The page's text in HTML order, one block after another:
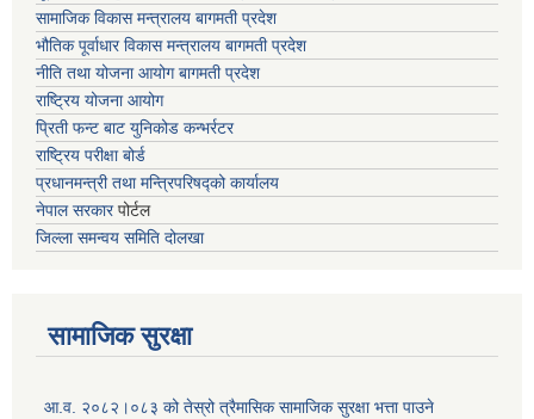
सामाजिक विकास मन्त्रालय बागमती प्रदेश
भौतिक पूर्वाधार विकास मन्त्रालय बागमती प्रदेश
नीति तथा योजना आयोग बागमती प्रदेश
राष्ट्रिय योजना आयोग
प्रिती फन्ट बाट युनिकोड कन्भर्रटर
राष्ट्रिय परीक्षा बोर्ड
प्रधानमन्त्री तथा मन्त्रिपरिषद्को कार्यालय
नेपाल सरकारपोर्टल
जिल्ला समन्वय समिति दोलखा
सामाजिक सुरक्षा
आ.व. २०८२।०८३ को तेस्रो त्रैमासिक सामाजिक सुरक्षा भत्ता पाउने